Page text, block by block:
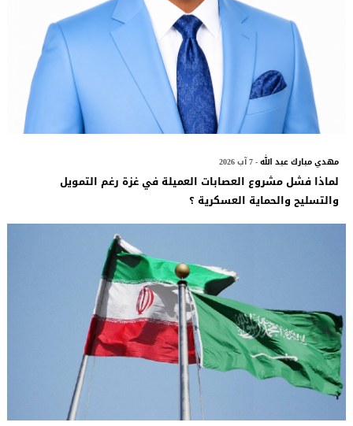
مهدي مبارك عبد الله- 7 آب 2026
لماذا فشل مشروع العصابات العميلة في غزة رغم التمويل
والتسليح والحماية العسكرية ؟